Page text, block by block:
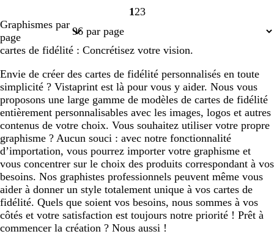
Page
1Page
2Page
3
Graphismes par
page
cartes de fidélité : Concrétisez votre vision.
Envie de créer des cartes de fidélité personnalisés en toute
simplicité ? Vistaprint est là pour vous y aider. Nous vous
proposons une large gamme de modèles de cartes de fidélité
entièrement personnalisables avec les images, logos et autres
contenus de votre choix. Vous souhaitez utiliser votre propre
graphisme ? Aucun souci : avec notre fonctionnalité
d’importation, vous pourrez importer votre graphisme et
vous concentrer sur le choix des produits correspondant à vos
besoins. Nos graphistes professionnels peuvent même vous
aider à donner un style totalement unique à vos cartes de
fidélité. Quels que soient vos besoins, nous sommes à vos
côtés et votre satisfaction est toujours notre priorité ! Prêt à
commencer la création ? Nous aussi !